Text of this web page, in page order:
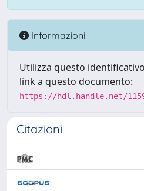
Informazioni
Utilizza questo
link a questo documento:
https://hdl.handle.net/
Citazioni